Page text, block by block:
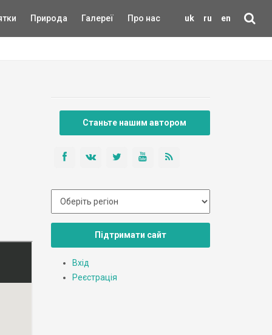
uk ru en
Природа Галереї Про нас
Станьте нашим автором
Підтримати сайт
Вхід
Реєстрація